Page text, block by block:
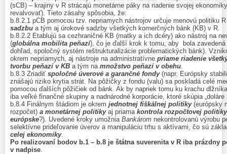
(sCB) – krajiny v R strácajú monetárne páky na riadenie svojej
revalvovať). Tieto zásahy spôsobia, že:
b.8.2.1 pCB pomocou tzv. nepriamych nástrojov určuje menovú politiku
sadzbu a tým aj úrokové sadzby všetkých komerčných bánk (KB) v R.
b.8.2.2 Etablujú sa cezhraničné KB (matky a ich dcéry) ako nástroj na
(globálna mobilita peňazí), čo je ďalší krok k tomu, aby bola zavedená
dohľad, spoločný systém reštrukturalizácie problematických bánk).
okrem nepriamych, aj nástroje na administratívne priame riadenie
tvorbu peňazí v KB a tým na množstvo peňazí v obehu
b.8.3 Zriadiť spoločné úverové a garančné fondy(napr. Európsky
znášajú riziko krytia strát. Na pôžičky z fondu (valu) sa poskladá celé
pomocou ďalších pôžičiek od bánk. Ak by napriek tomu ku krachu
iba veľké finančné skupiny a nadnárodné korporácie, ktoré skúpia „doláre
b.8.4 Finálnym štádiom je okrem jednotnej fiškálnej politiky (európsky
rozpočet) a monetárnej politikyaj priama kontrola rozpočtovej politiky
európske?). Uvedené kroky umožnia Bankárom nekontrolovanú výrobu
selektívne prideľovanie úverov a manipuláciu trhu s aktívami, čo sú
celej ekonomiky.
Po realizovaní bodov b.1 – b.8 je štátna suverenita v R iba prázdny
v nadpise